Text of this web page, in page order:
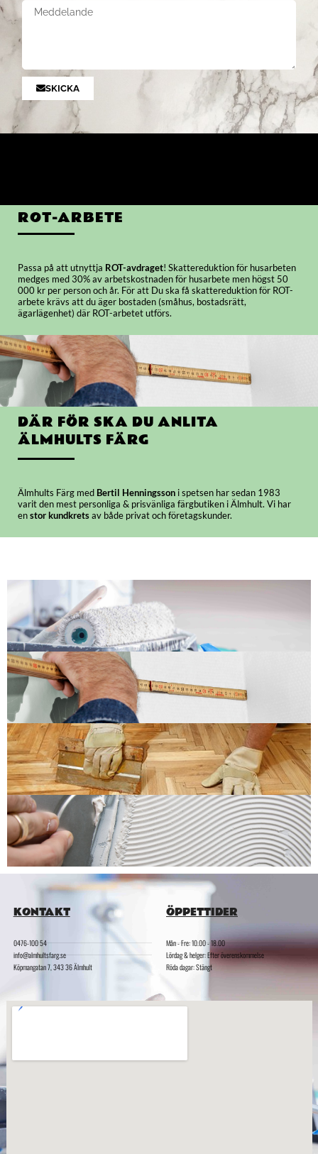
SKICKA
ROT-ARBETE
Passa på att utnyttja ROT-avdraget! Skattereduktion för husarbeten
medges med 30% av arbetskostnaden för husarbete men högst 50
000 kr per person och år. För att Du ska få skattereduktion för ROT-
arbete krävs att du äger bostaden (småhus, bostadsrätt,
ägarlägenhet) där ROT-arbetet utförs.
DÄR FÖR SKA DU ANLITA
ÄLMHULTS FÄRG
Älmhults Färg med Bertil Henningsson i spetsen har sedan 1983
varit den mest personliga & prisvänliga färgbutiken i Älmhult. Vi har
enstor kundkretsav både privat och företagskunder.
KONTAKT
0476-100 54
info@almhultsfarg.se
Köpmangatan 7, 343 36 Älmhult
ÖPPETTIDER
Mån - Fre: 10.00 - 18.00
Lördag & helger: Efter överenskommelse
Röda dagar: Stängt